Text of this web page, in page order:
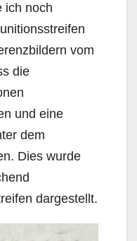
ich noch
vom
die
und eine
dem
Dies wurde
dargestellt.